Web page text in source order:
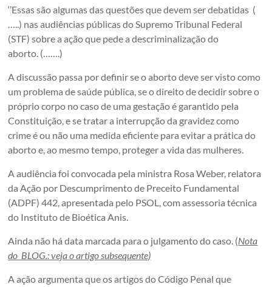
‘’Essas são algumas das questões que devem ser debatidas (
…..) nas audiências públicas do Supremo Tribunal Federal
(STF) sobre a ação que pede a descriminalização do
aborto. (…….)
A discussão passa por definir se o aborto deve ser visto como
um problema de saúde pública, se o direito de decidir sobre o
próprio corpo no caso de uma gestação é garantido pela
Constituição, e se tratar a interrupção da gravidez como
crime é ou não uma medida eficiente para evitar a prática do
aborto e, ao mesmo tempo, proteger a vida das mulheres.
A audiência foi convocada pela ministra Rosa Weber, relatora
da Ação por Descumprimento de Preceito Fundamental
(ADPF) 442, apresentada pelo PSOL, com assessoria técnica
do Instituto de Bioética Anis.
Ainda não há data marcada para o julgamento do caso. (Nota
do BLOG.: veja o artigo subsequente)
A ação argumenta que os artigos do Código Penal que